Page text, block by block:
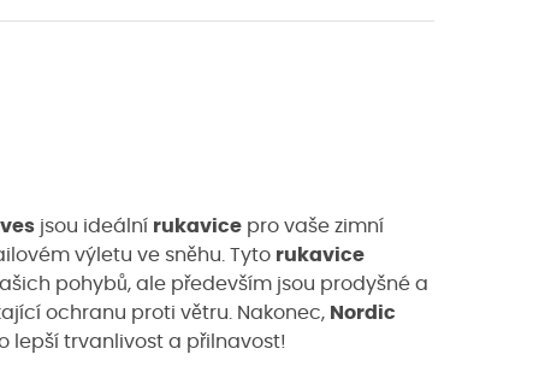
jsou ideální rukavice pro vaše zimní
výletu ve sněhu. Tyto rukavice
pohybů, ale především jsou prodyšné a
ochranu proti větru. Nakonec, Nordic
lepší trvanlivost a přilnavost!